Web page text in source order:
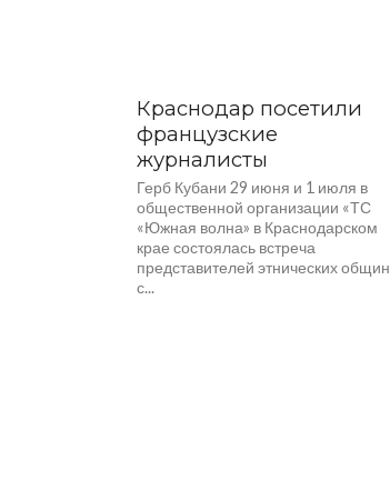
Краснодар посетили
французские
журналисты
Герб Кубани 29 июня и 1 июля в
общественной организации «ТС
«Южная волна» в Краснодарском
крае состоялась встреча
представителей этнических общин
с...